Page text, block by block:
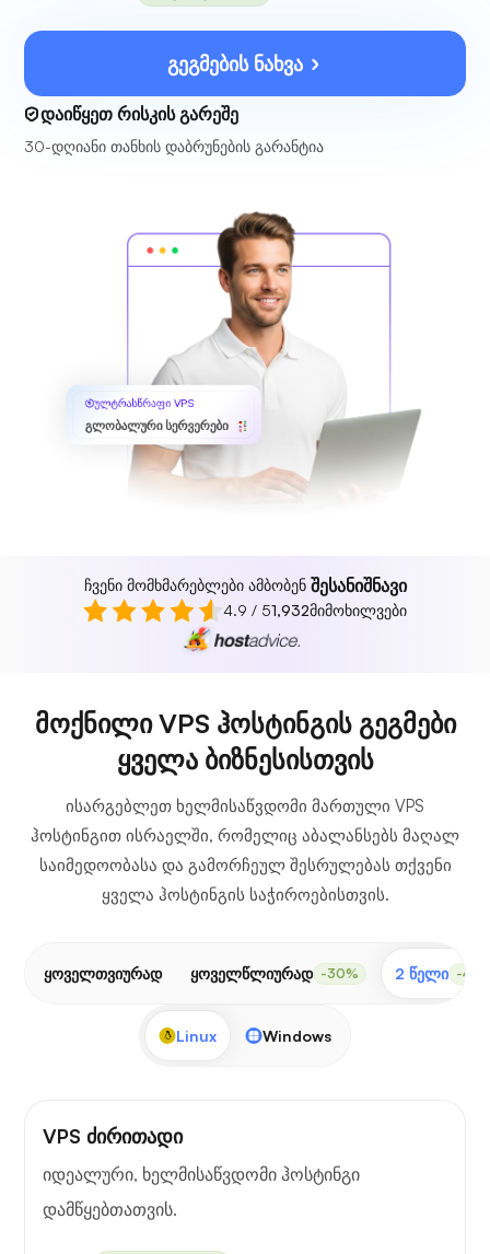
გეგმების ნახვა
დაიწყეთ რისკის გარეშე
30-დღიანი თანხის დაბრუნების გარანტია
ულტრასწრაფი VPS
გლობალური სერვერები
ჩვენი მომხმარებლები ამბობენ შესანიშნავი
4.9 / 51,932მიმოხილვები
მოქნილი VPS ჰოსტინგის გეგმები
ყველა ბიზნესისთვის
ისარგებლეთ ხელმისაწვდომი მართული VPS
ჰოსტინგით ისრაელში, რომელიც აბალანსებს მაღალ
საიმედოობასა და გამორჩეულ შესრულებას თქვენი
ყველა ჰოსტინგის საჭიროებისთვის.
ყოველთვიურად ყოველწლიურად -30% 2 წელი -
Linux Windows
VPS ძირითადი
იდეალური, ხელმისაწვდომი ჰოსტინგი
დამწყებთათვის.